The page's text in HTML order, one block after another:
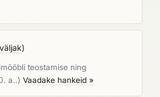
)
teostamise ning
a..) Vaadake hankeid »